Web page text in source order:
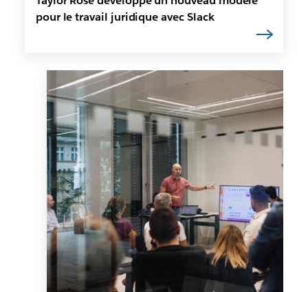
pour le travail juridique avec Slack